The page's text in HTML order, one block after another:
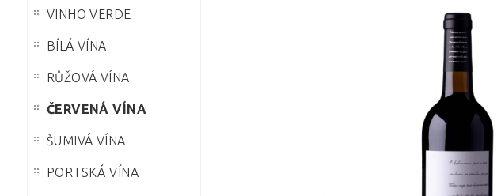
VINHO VERDE
BÍLÁ VÍNA
RŮŽOVÁ VÍNA
ČERVENÁ VÍNA
ŠUMIVÁ VÍNA
PORTSKÁ VÍNA